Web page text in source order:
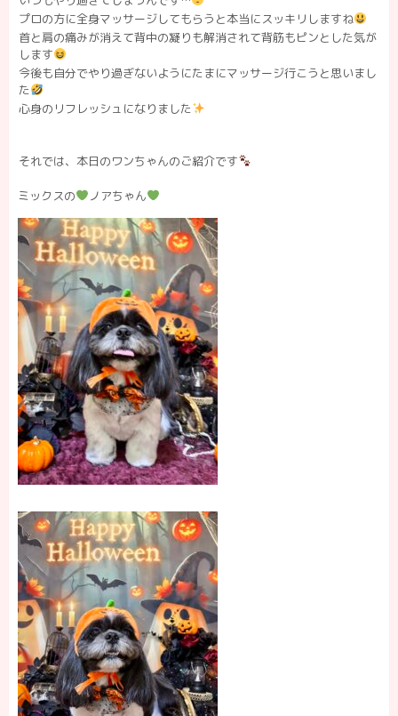
プロの方に全身マッサージしてもらうと本当にスッキリしますね
首と肩の痛みが消えて背中の凝りも解消されて背筋もピンとした気が
します
今後も自分でやり過ぎないようにたまにマッサージ行こうと思いまし
た
心身のリフレッシュになりました
それでは、本日のワンちゃんのご紹介です
ミックスの ノアちゃん